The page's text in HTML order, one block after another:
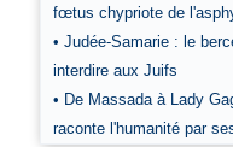
fœtus chypriote de
• Judée-Samarie : le
interdire aux Juifs
• De Massada à Lady
raconte l'humanité par